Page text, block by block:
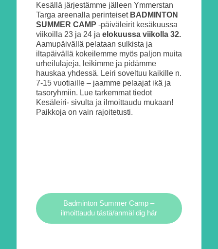
Kesällä järjestämme jälleen Ymmerstan
Targa areenalla perinteiset BADMINTON
SUMMER CAMP -päiväleirit kesäkuussa
viikoilla 23 ja 24 ja elokuussa viikolla 32.
Aamupäivällä pelataan sulkista ja
iltapäivällä kokeilemme myös paljon muita
urheilulajeja, leikimme ja pidämme
hauskaa yhdessä. Leiri soveltuu kaikille n.
7-15 vuotiaille – jaamme pelaajat ikä ja
tasoryhmiin. Lue tarkemmat tiedot
Kesäleiri- sivulta ja ilmoittaudu mukaan!
Paikkoja on vain rajoitetusti.
Badminton Summer Camp –
ilmoittaudu tästä/anmäl dig här